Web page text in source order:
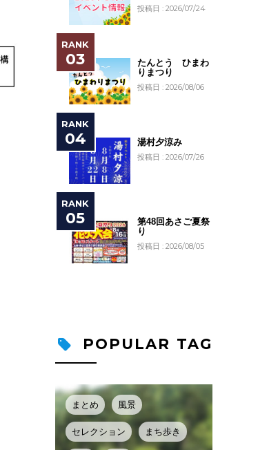
投稿日 : 2026/07/24
たんとう ひまわ
りまつり
投稿日 : 2026/08/06
湯村夕涼み
投稿日 : 2026/07/26
第48回あさご夏祭
り
投稿日 : 2026/08/05
POPULAR TAG
まとめ 風景
セレクション まち歩き